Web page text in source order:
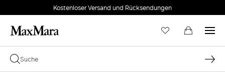
Kostenloser Versand und Rücksendungen